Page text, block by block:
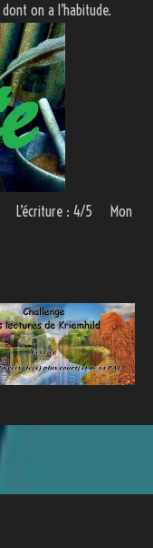
on a l’habitude.
L’écriture : 4/5 Mon